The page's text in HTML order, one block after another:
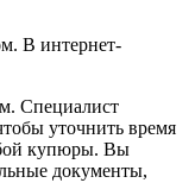
В интернет-
Специалист
уточнить время
купюры. Вы
документы,